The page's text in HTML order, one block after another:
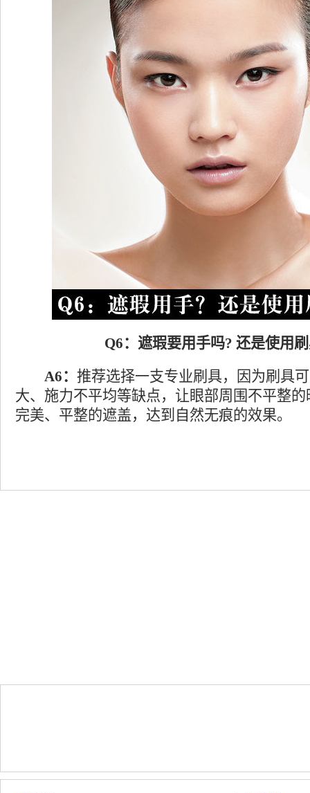
Q6：遮瑕要用手吗? 还是使用
A6： 推荐选择一支专业刷具，因为刷具
大、施力不平均等缺点，让眼部周围不平整
完美、平整的遮盖，达到自然无痕的效果。